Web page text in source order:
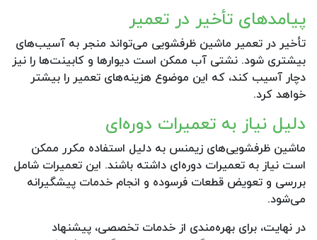
پیامدهای تأخیر در تعمیر
تأخیر در تعمیر ماشین ظرفشویی می‌تواند منجر به آسیب‌های
بیشتری شود. نشتی آب ممکن است دیوارها و کابینت‌ها را نیز
دچار آسیب کند، که این موضوع هزینه‌های تعمیر را بیشتر
خواهد کرد.
دلیل نیاز به تعمیرات دوره‌ای
ماشین ظرفشویی‌های زیمنس به دلیل استفاده مکرر ممکن
است نیاز به تعمیرات دوره‌ای داشته باشند. این تعمیرات شامل
بررسی و تعویض قطعات فرسوده و انجام خدمات پیشگیرانه
می‌شود.
در نهایت، برای بهره‌مندی از خدمات تخصصی، پیشنهاد